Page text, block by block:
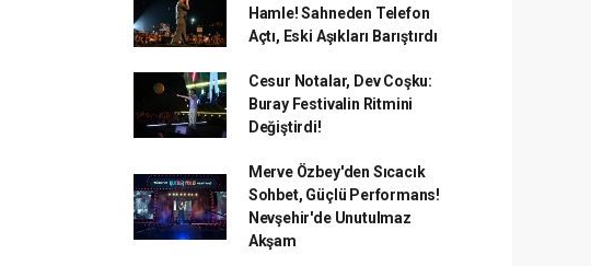
Hamle! Sahneden Telefon
Açtı, Eski Aşıkları Barıştırdı
Cesur Notalar, Dev Coşku:
Buray Festivalin Ritmini
Değiştirdi!
Merve Özbey'den Sıcacık
Sohbet, Güçlü Performans!
Nevşehir'de Unutulmaz
Akşam